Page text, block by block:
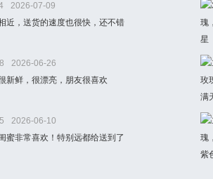
2026-07-09
近，送货的速度也很快，还不错
2026-06-26
新鲜，很漂亮，朋友很喜欢
2026-06-10
蜜非常喜欢！特别远都给送到了